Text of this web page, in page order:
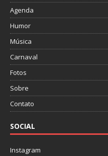
Agenda
Humor
Música
Carnaval
Fotos
Sobre
Contato
SOCIAL
Instagram